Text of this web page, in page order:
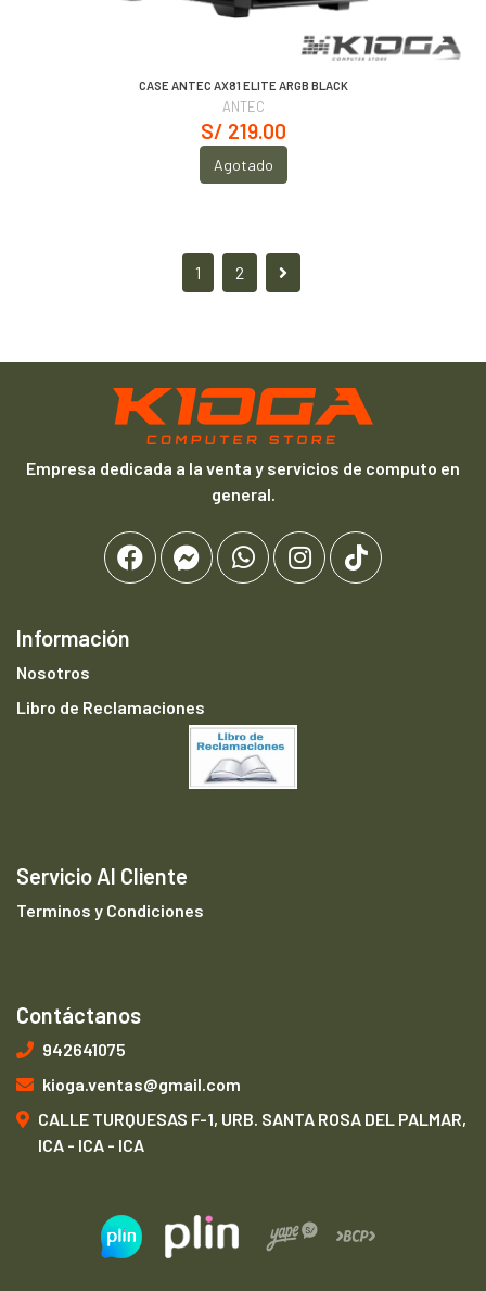
CASE ANTEC AX81 ELITE ARGB BLACK
ANTEC
S/ 219.00
Agotado
1 2
Empresa dedicada a la venta y servicios de computo en
general.
Información
Nosotros
Libro de Reclamaciones
Servicio Al Cliente
Terminos y Condiciones
Contáctanos
942641075
kioga.ventas@gmail.com
CALLE TURQUESAS F-1, URB. SANTA ROSA DEL PALMAR,
ICA - ICA - ICA